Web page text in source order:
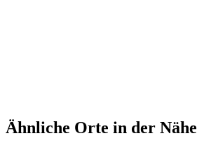
Ähnliche Orte in der Nähe